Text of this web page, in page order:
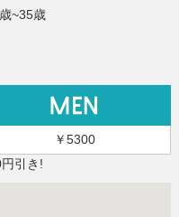
~35歳
￥5300
引き!